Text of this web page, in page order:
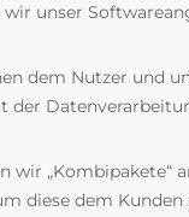
unser
dem Nutzer und
der
wir
diese dem